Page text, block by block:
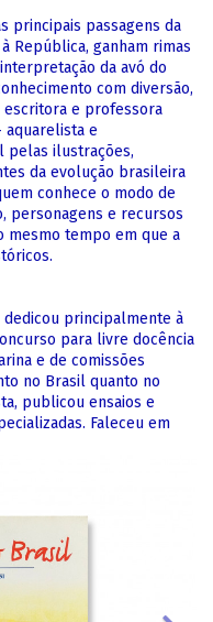
principais passagens da
República, ganham rimas
da avó do
com diversão,
escritora e professora
aquarelista e
pelas ilustrações,
da evolução brasileira
conhece o modo de
personagens e recursos
mesmo tempo em que a
dedicou principalmente à
para livre docência
e de comissões
no Brasil quanto no
publicou ensaios e
Faleceu em